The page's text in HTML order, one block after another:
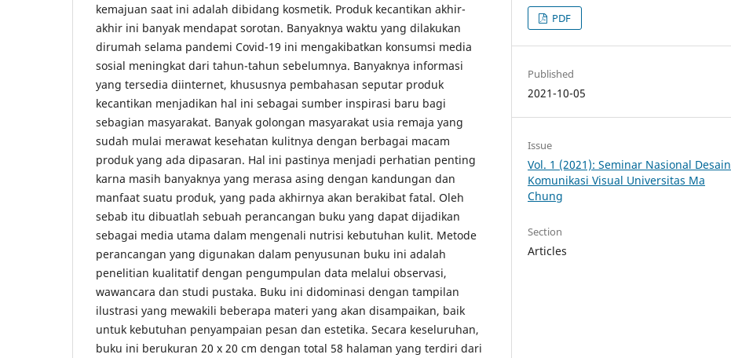
kemajuan saat ini adalah dibidang kosmetik. Produk kecantikan akhir-
akhir ini banyak mendapat sorotan. Banyaknya waktu yang dilakukan
dirumah selama pandemi Covid-19 ini mengakibatkan konsumsi media
sosial meningkat dari tahun-tahun sebelumnya. Banyaknya informasi
yang tersedia diinternet, khususnya pembahasan seputar produk
kecantikan menjadikan hal ini sebagai sumber inspirasi baru bagi
sebagian masyarakat. Banyak golongan masyarakat usia remaja yang
sudah mulai merawat kesehatan kulitnya dengan berbagai macam
produk yang ada dipasaran. Hal ini pastinya menjadi perhatian penting
karna masih banyaknya yang merasa asing dengan kandungan dan
manfaat suatu produk, yang pada akhirnya akan berakibat fatal. Oleh
sebab itu dibuatlah sebuah perancangan buku yang dapat dijadikan
sebagai media utama dalam mengenali nutrisi kebutuhan kulit. Metode
perancangan yang digunakan dalam penyusunan buku ini adalah
penelitian kualitatif dengan pengumpulan data melalui observasi,
wawancara dan studi pustaka. Buku ini didominasi dengan tampilan
ilustrasi yang mewakili beberapa materi yang akan disampaikan, baik
untuk kebutuhan penyampaian pesan dan estetika. Secara keseluruhan,
buku ini berukuran 20 x 20 cm dengan total 58 halaman yang terdiri dari
PDF
Published
2021-10-05
Issue
Vol. 1 (2021): Seminar Nasional Desain
Komunikasi Visual Universitas Ma
Chung
Section
Articles